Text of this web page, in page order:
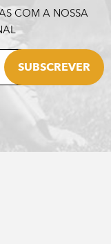
COM A NOSSA